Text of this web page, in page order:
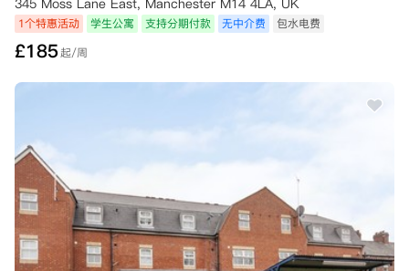
345 Moss Lane East, Manchester M14 4LA, UK
1个特惠活动 学生公寓 支持分期付款 无中介费 包水电费
£185起/周